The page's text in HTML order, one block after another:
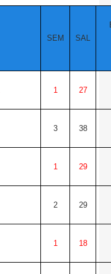
SEM SAL
1 27
3 38
1 29
2 29
1 18